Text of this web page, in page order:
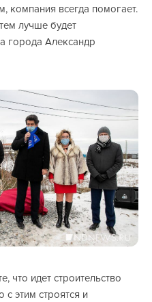
компания всегда помогает.
лучше будет
города Александр
что идет строительство
этим строятся и